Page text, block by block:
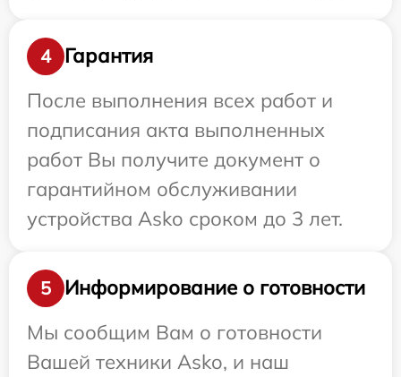
4
Гарантия
После выполнения всех работ и
подписания акта выполненных
работ Вы получите документ о
гарантийном обслуживании
устройства Asko сроком до 3 лет.
5
Информирование о готовности
Мы сообщим Вам о готовности
Вашей техники Asko, и наш